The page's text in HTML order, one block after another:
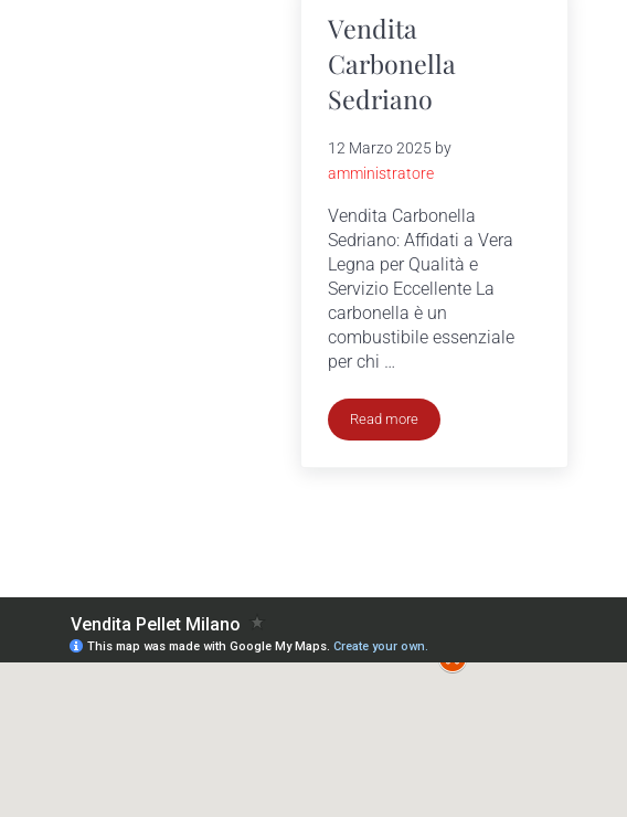
Vendita
Carbonella
Sedriano
12 Marzo 2025 by
amministratore
Vendita Carbonella
Sedriano: Affidati a Vera
Legna per Qualità e
Servizio Eccellente La
carbonella è un
combustibile essenziale
per chi …
Read moreVendita Carbonella Sedriano